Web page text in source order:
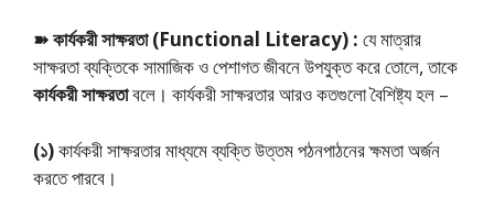
➽ কার্যকরী সাক্ষরতা (Functional Literacy) : যে মাত্রার
সাক্ষরতা ব্যক্তিকে সামাজিক ও পেশাগত জীবনে উপযুক্ত করে তোলে, তাকে
কার্যকরী সাক্ষরতাবলে। কার্যকরী সাক্ষরতার আরও কতগুলো বৈশিষ্ট্য হল –
(১)কার্যকরী সাক্ষরতার মাধ্যমে ব্যক্তি উত্তম পঠনপাঠনের ক্ষমতা অর্জন
করতে পারবে।